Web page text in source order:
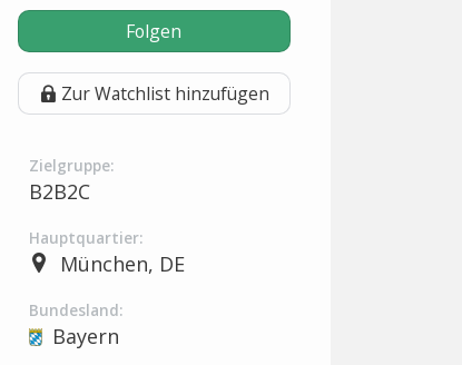
Folgen
Zur Watchlist hinzufügen
Zielgruppe:
B2B2C
Hauptquartier:
München, DE
Bundesland:
Bayern